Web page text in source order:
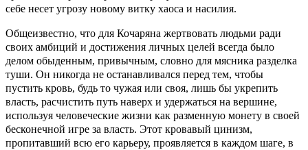
себе несет угрозу новому витку хаоса и насилия.
Общеизвестно, что для Кочаряна жертвовать людьми ради
своих амбиций и достижения личных целей всегда было
делом обыденным, привычным, словно для мясника разделка
туши. Он никогда не останавливался перед тем, чтобы
пустить кровь, будь то чужая или своя, лишь бы укрепить
власть, расчистить путь наверх и удержаться на вершине,
используя человеческие жизни как разменную монету в своей
бесконечной игре за власть. Этот кровавый цинизм,
пропитавший всю его карьеру, проявляется в каждом шаге, в